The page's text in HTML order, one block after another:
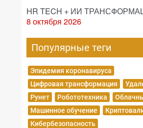
HR TECH + ИИ
8 октября 2026
Популярные теги
Эпидемия коронавируса
Цифровая трансформация
Рунет
Робототехника
Машинное обучение
Кибербезопасность